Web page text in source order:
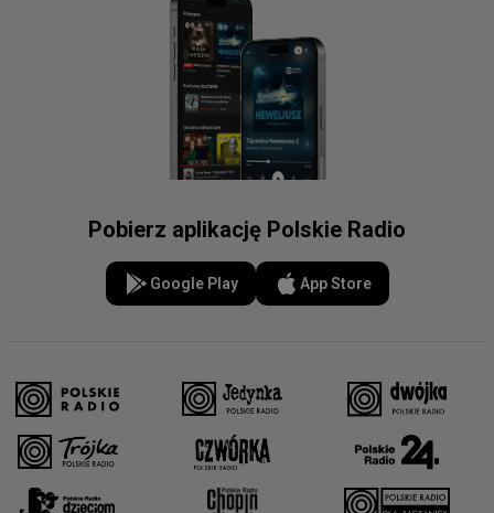
Pobierz aplikację Polskie Radio
Google Play App Store